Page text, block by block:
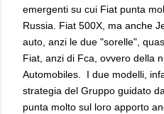
emergenti su cui Fiat punta
Russia. Fiat 500X, ma anche
auto, anzi le due "sorelle",
Fiat, anzi di Fca, ovvero della
Automobiles. I due modelli,
strategia del Gruppo guidato
punta molto sul loro apporto